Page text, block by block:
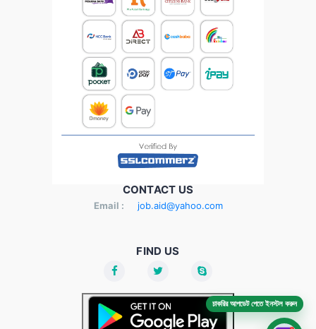
CONTACT US
Email : job.aid@yahoo.com
FIND US
চাকরির আপডেট পেতে ইনস্টল করুন